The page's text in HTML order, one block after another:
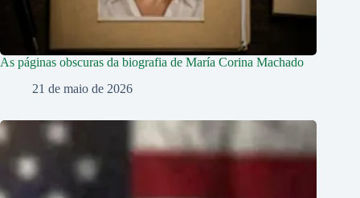
As páginas obscuras da biografia de María Corina Machado
21 de maio de 2026